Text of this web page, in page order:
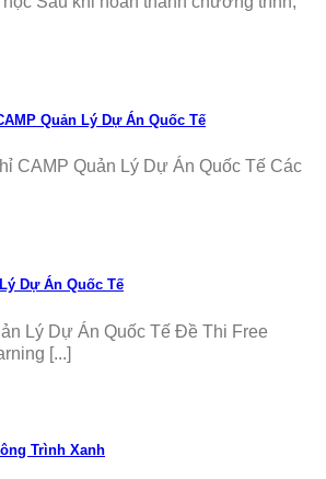
Quản Lý Dự Án Quốc Tế
CAMP Quản Lý Dự Án Quốc Tế Các
Dự Án Quốc Tế
Lý Dự Án Quốc Tế Đề Thi Free
[...]
Trình Xanh